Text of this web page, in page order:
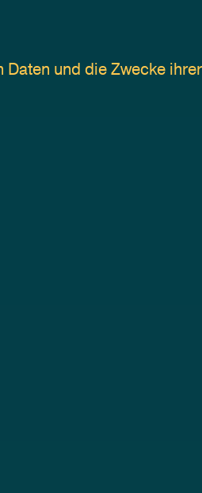
und die Zwecke